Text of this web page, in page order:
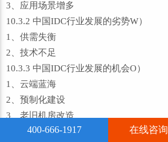
3、应用场景增多
10.3.2 中国IDC行业发展的劣势W）
1、供需失衡
2、技术不足
10.3.3 中国IDC行业发展的机会O）
1、云端蓝海
2、预制化建设
3、老旧机房改造
4、可持续发展
400-666-1917 在线咨询